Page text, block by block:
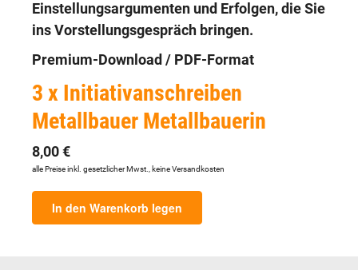
Einstellungsargumenten und Erfolgen, die Sie
ins Vorstellungsgespräch bringen.
Premium-Download / PDF-Format
3 x Initiativanschreiben
Metallbauer Metallbauerin
8,00 €
alle Preise inkl. gesetzlicher Mwst., keine Versandkosten
In den Warenkorb legen